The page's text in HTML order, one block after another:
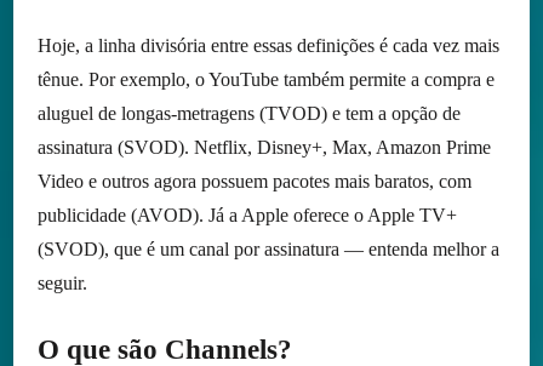
Hoje, a linha divisória entre essas definições é cada vez mais
tênue. Por exemplo, o YouTube também permite a compra e
aluguel de longas-metragens (TVOD) e tem a opção de
assinatura (SVOD). Netflix, Disney+, Max, Amazon Prime
Video e outros agora possuem pacotes mais baratos, com
publicidade (AVOD). Já a Apple oferece o Apple TV+
(SVOD), que é um canal por assinatura — entenda melhor a
seguir.
O que são Channels?